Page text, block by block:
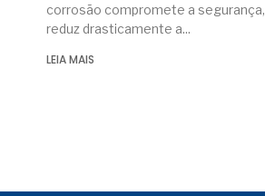
corrosão compromete a segurança,
reduz drasticamente a
LEIA MAIS